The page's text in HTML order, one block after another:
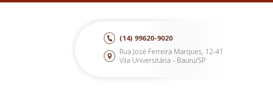
(14) 99620-9020
Rua José Ferreira Marques, 12-41
Vila Universitária - Bauru/SP